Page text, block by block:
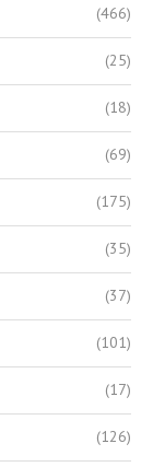
(466)
(25)
(18)
(69)
(175)
(35)
(37)
(101)
(17)
(126)